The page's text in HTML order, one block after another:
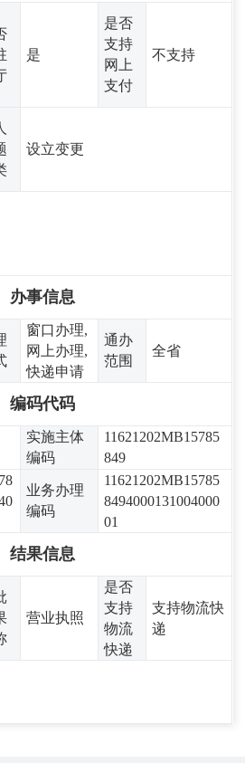
是
是否
支持
网上
支付
不支持
设立变更
办事信息
窗口办理,
网上办理,
快递申请
通办
范围
全省
编码代码
实施主体
编码
11621202MB15785
849
业务办理
编码
11621202MB15785
8494000131004000
01
结果信息
营业执照
是否
支持
物流
快递
支持物流快
递